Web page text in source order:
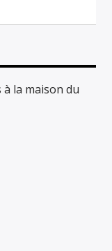
la maison du